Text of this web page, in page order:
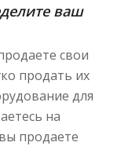
ваш
свои
продать их
для
на
продаете